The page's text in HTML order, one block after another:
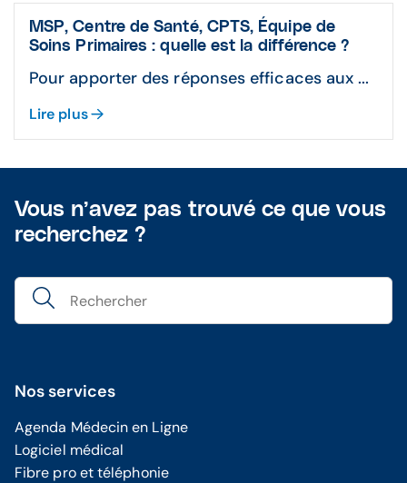
MSP, Centre de Santé, CPTS, Équipe de
Soins Primaires : quelle est la différence ?
Pour apporter des réponses efficaces aux ...
Lire plus
Vous n’avez pas trouvé ce que vous
recherchez ?
Nos services
Agenda Médecin en Ligne
Logiciel médical
Fibre pro et téléphonie